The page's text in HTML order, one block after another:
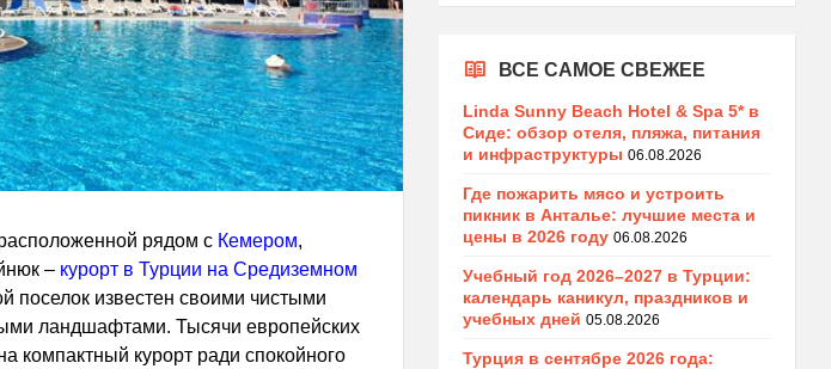
рядом с Кемером,
– курорт в Турции на Средиземном
поселок известен своими чистыми
ландшафтами. Тысячи европейских
компактный курорт ради спокойного
ВСЕ САМОЕ СВЕЖЕЕ
Linda Sunny Beach Hotel & Spa 5* в
Сиде: обзор отеля, пляжа, питания
и инфраструктуры 06.08.2026
Где пожарить мясо и устроить
пикник в Анталье: лучшие места и
цены в 2026 году 06.08.2026
Учебный год 2026–2027 в Турции:
календарь каникул, праздников и
учебных дней 05.08.2026
Турция в сентябре 2026 года: